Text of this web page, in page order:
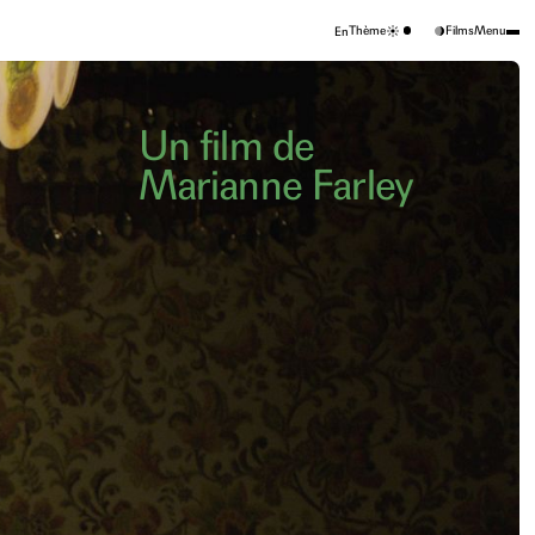
EnThème FilmsMenu
Un film de
Marianne Farley